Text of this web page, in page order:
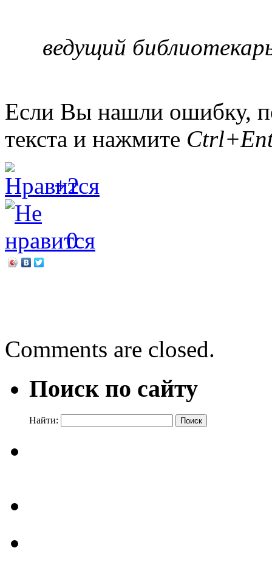
ведущий
Если Вы нашли ошибку,
текста и нажмите
+2
0
Comments are closed.
Поиск по сайту
Найти: